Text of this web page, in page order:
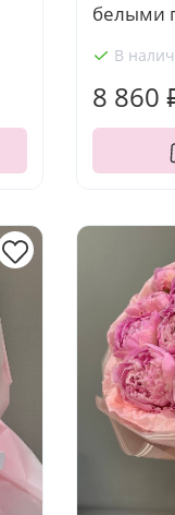
белыми
В
8 860